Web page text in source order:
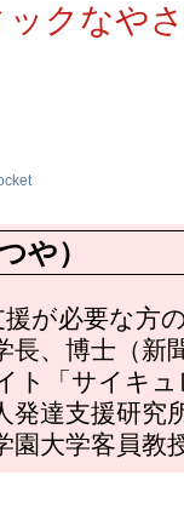
ックなや
や）
援が必要な方
長、博士（新
ト「サイキ
発達支援研究
園大学客員教